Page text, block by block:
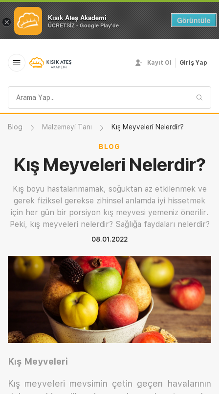
× Kısık Ateş Akademi
ÜCRETSİZ - Google Play'de
Görüntüle
sorgusu
Kayıt Ol Giriş Yap
Blog Malzemeyi Tanı Kış Meyveleri Nelerdir?
BLOG
Kış Meyveleri Nelerdir?
Kış boyu hastalanmamak, soğuktan az etkilenmek ve
gerek fiziksel gerekse zihinsel anlamda iyi hissetmek
için her gün bir porsiyon kış meyvesi yemeniz önerilir.
Peki, kış meyveleri nelerdir? Sağlığa faydaları nelerdir?
08.01.2022
Kış Meyveleri
Kış meyveleri mevsimin çetin geçen havalarının